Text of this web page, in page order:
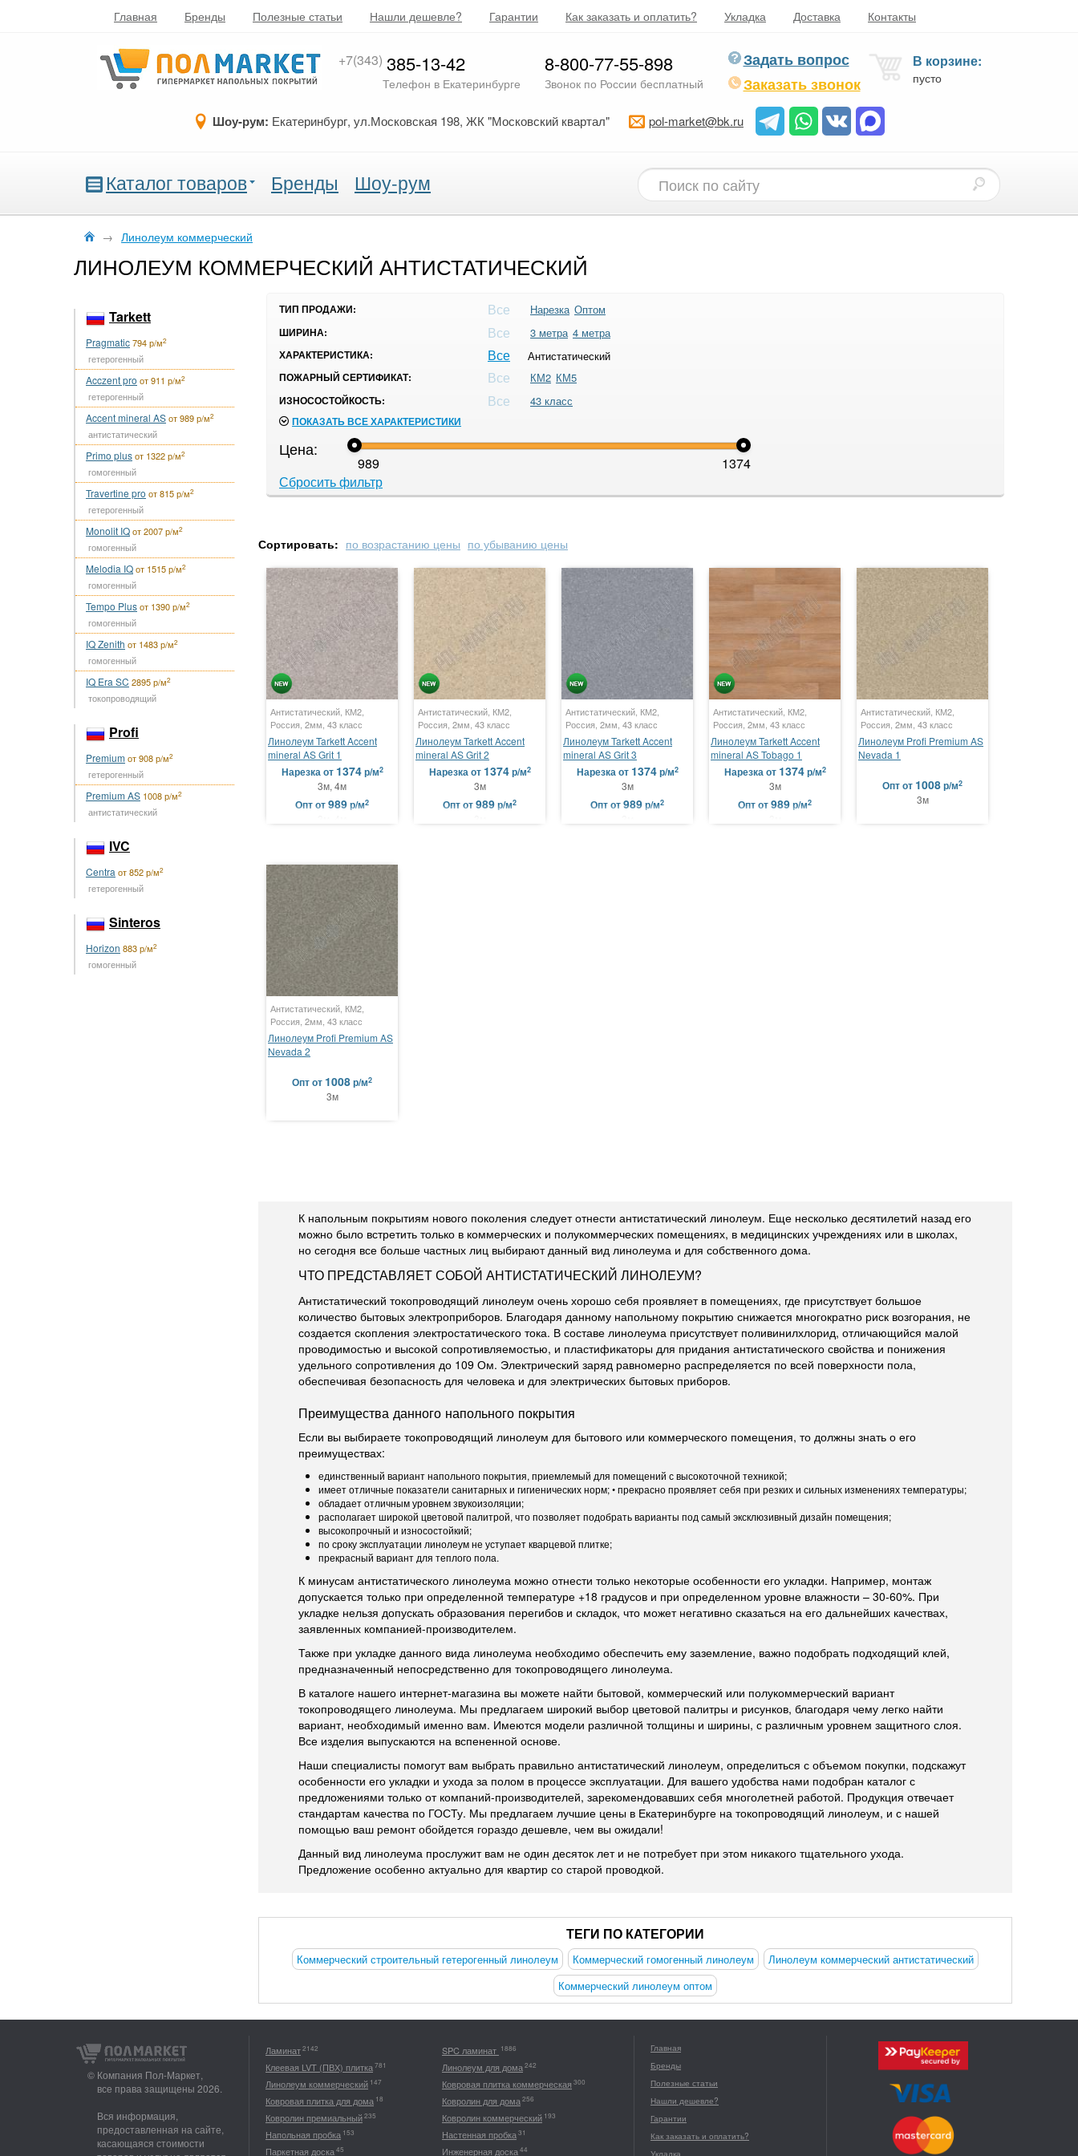
Главная Бренды Полезные статьи Нашли дешевле? Гарантии Как заказать и оплатить? Укладка Доставка Контакты
+7(343) 385-13-42
Телефон в Екатеринбурге
8-800-77-55-898
Звонок по России бесплатный
Задать вопрос
Заказать звонок
В корзине:
пусто
Шоу-рум: Екатеринбург, ул.Московская 198, ЖК "Московский квартал" pol-market@bk.ru
Каталог товаров Бренды Шоу-рум
→ Линолеум коммерческий
ЛИНОЛЕУМ КОММЕРЧЕСКИЙ АНТИСТАТИЧЕСКИЙ
ТИП ПРОДАЖИ: Все Нарезка Оптом
ШИРИНА: Все 3 метра 4 метра
ХАРАКТЕРИСТИКА: Все Антистатический
ПОЖАРНЫЙ СЕРТИФИКАТ: Все КМ2 КМ5
ИЗНОСОСТОЙКОСТЬ: Все 43 класс
ПОКАЗАТЬ ВСЕ ХАРАКТЕРИСТИКИ
Цена:
989
1374
Сбросить фильтр
Tarkett
Pragmatic794 р/м2
гетерогенный
Acczent pro от 911 р/м2
гетерогенный
Accent mineral ASот 989 р/м2
антистатический
Primo plusот 1322 р/м2
гомогенный
Travertine pro от 815 р/м2
гетерогенный
Monolit IQот 2007 р/м2
гомогенный
Melodia IQот 1515 р/м2
гомогенный
Tempo Plusот 1390 р/м2
гомогенный
IQ Zenith от 1483 р/м2
гомогенный
IQ Era SC 2895 р/м2
токопроводящий
Profi
Premium от 908 р/м2
гетерогенный
Premium AS 1008 р/м2
антистатический
IVC
Centra от 852 р/м2
гетерогенный
Sinteros
Horizon 883 р/м2
гомогенный
Сортировать: по возрастанию цены по убыванию цены
Антистатический, КМ2,
Россия, 2мм, 43 класс
Линолеум Tarkett Accent
mineral AS Grit 1
Нарезкаот 1374р/м2
3м, 4м
Оптот989р/м2
Антистатический, КМ2,
Россия, 2мм, 43 класс
Линолеум Tarkett Accent
mineral AS Grit 2
Нарезкаот 1374р/м2
3м
Оптот989р/м2
Антистатический, КМ2,
Россия, 2мм, 43 класс
Линолеум Tarkett Accent
mineral AS Grit 3
Нарезкаот 1374р/м2
3м
Оптот989р/м2
Антистатический, КМ2,
Россия, 2мм, 43 класс
Линолеум Tarkett Accent
mineral AS Tobago 1
Нарезкаот 1374р/м2
3м
Оптот989р/м2
Антистатический, КМ2,
Россия, 2мм, 43 класс
Линолеум Profi Premium AS
Nevada 1
Оптот 1008р/м2
3м
Антистатический, КМ2,
Россия, 2мм, 43 класс
Линолеум Profi Premium AS
Nevada 2
Оптот 1008р/м2
3м
К напольным покрытиям нового поколения следует отнести антистатический линолеум. Еще несколько десятилетий назад его
можно было встретить только в коммерческих и полукоммерческих помещениях, в медицинских учреждениях или в школах,
но сегодня все больше частных лиц выбирают данный вид линолеума и для собственного дома.
ЧТО ПРЕДСТАВЛЯЕТ СОБОЙ АНТИСТАТИЧЕСКИЙ ЛИНОЛЕУМ?
Антистатический токопроводящий линолеум очень хорошо себя проявляет в помещениях, где присутствует большое
количество бытовых электроприборов. Благодаря данному напольному покрытию снижается многократно риск возгорания, не
создается скопления электростатического тока. В составе линолеума присутствует поливинилхлорид, отличающийся малой
проводимостью и высокой сопротивляемостью, и пластификаторы для придания антистатического свойства и понижения
удельного сопротивления до 109 Ом. Электрический заряд равномерно распределяется по всей поверхности пола,
обеспечивая безопасность для человека и для электрических бытовых приборов.
Преимущества данного напольного покрытия
Если вы выбираете токопроводящий линолеум для бытового или коммерческого помещения, то должны знать о его
преимуществах:
единственный вариант напольного покрытия, приемлемый для помещений с высокоточной техникой;
имеет отличные показатели санитарных и гигиенических норм; • прекрасно проявляет себя при резких и сильных изменениях температуры;
обладает отличным уровнем звукоизоляции;
располагает широкой цветовой палитрой, что позволяет подобрать варианты под самый эксклюзивный дизайн помещения;
высокопрочный и износостойкий;
по сроку эксплуатации линолеум не уступает кварцевой плитке;
прекрасный вариант для теплого пола.
К минусам антистатического линолеума можно отнести только некоторые особенности его укладки. Например, монтаж
допускается только при определенной температуре +18 градусов и при определенном уровне влажности – 30-60%. При
укладке нельзя допускать образования перегибов и складок, что может негативно сказаться на его дальнейших качествах,
заявленных компанией-производителем.
Также при укладке данного вида линолеума необходимо обеспечить ему заземление, важно подобрать подходящий клей,
предназначенный непосредственно для токопроводящего линолеума.
В каталоге нашего интернет-магазина вы можете найти бытовой, коммерческий или полукоммерческий вариант
токопроводящего линолеума. Мы предлагаем широкий выбор цветовой палитры и рисунков, благодаря чему легко найти
вариант, необходимый именно вам. Имеются модели различной толщины и ширины, с различным уровнем защитного слоя.
Все изделия выпускаются на вспененной основе.
Наши специалисты помогут вам выбрать правильно антистатический линолеум, определиться с объемом покупки, подскажут
особенности его укладки и ухода за полом в процессе эксплуатации. Для вашего удобства нами подобран каталог с
предложениями только от компаний-производителей, зарекомендовавших себя многолетней работой. Продукция отвечает
стандартам качества по ГОСТу. Мы предлагаем лучшие цены в Екатеринбурге на токопроводящий линолеум, и с нашей
помощью ваш ремонт обойдется гораздо дешевле, чем вы ожидали!
Данный вид линолеума прослужит вам не один десяток лет и не потребует при этом никакого тщательного ухода.
Предложение особенно актуально для квартир со старой проводкой.
ТЕГИ ПО КАТЕГОРИИ
Коммерческий строительный гетерогенный линолеум Коммерческий гомогенный линолеум
Линолеум коммерческий антистатический
Коммерческий линолеум оптом
© Компания Пол-Маркет,
все права защищены 2026.
Вся информация,
предоставленная на сайте,
касающаяся стоимости
Ламинат2142 SPC ламинат 1886
Клеевая LVT (ПВХ) плитка781 Линолеум для дома242
Линолеум коммерческий 147 Ковровая плитка коммерческая 300
Ковровая плитка для дома 18 Ковролин для дома256
Ковролин премиальный235 Ковролин коммерческий 193
Напольная пробка 153 Настенная пробка31
Паркетная доска45 Инженерная доска44
Главная
Бренды
Полезные статьи
Нашли дешевле?
Гарантии
Как заказать и оплатить?
Укладка